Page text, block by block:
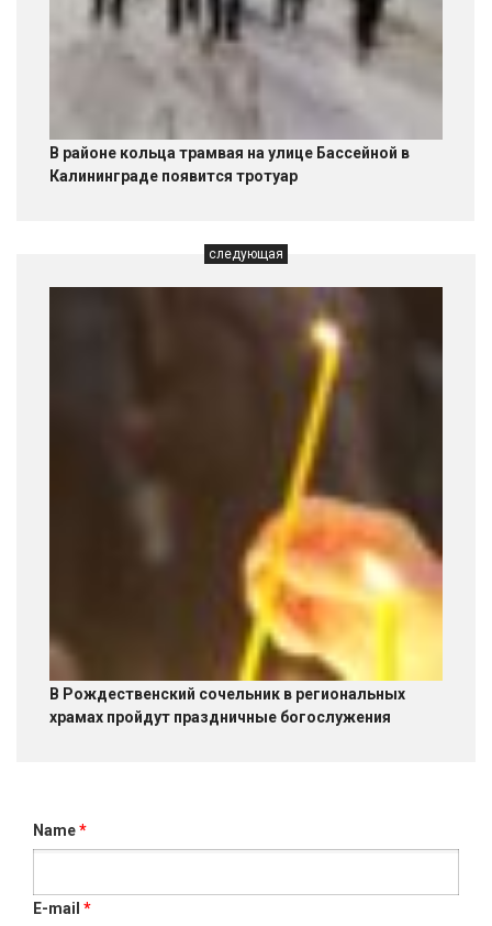
В районе кольца трамвая на улице Бассейной в
Калининграде появится тротуар
следующая
В Рождественский сочельник в региональных
храмах пройдут праздничные богослужения
Name*
E-mail *